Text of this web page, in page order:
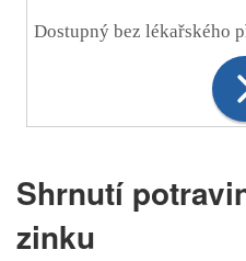
Dostupný bez lékařského
Shrnutí
zinku